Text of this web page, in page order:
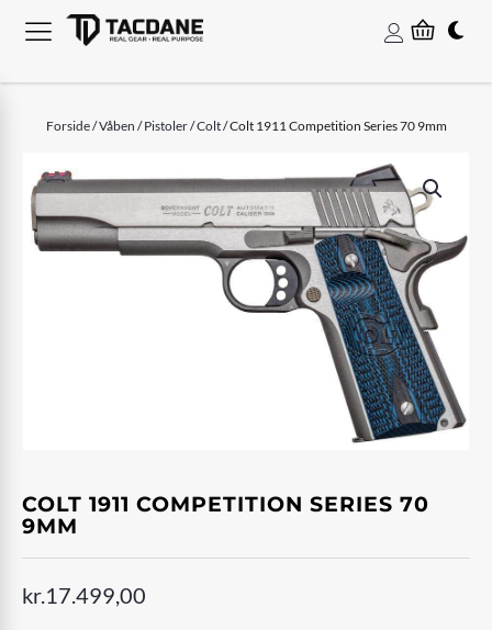
Forside/Våben /Pistoler/Colt/ Colt 1911 Competition Series 70 9mm
COLT 1911 COMPETITION SERIES 70
9MM
kr.17.499,00